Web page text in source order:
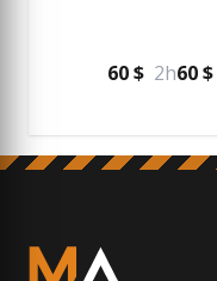
60 $ 2h60 $